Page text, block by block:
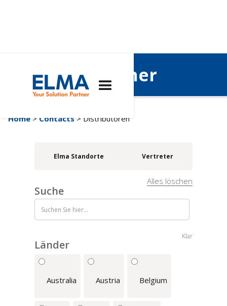
Vertriebspartner
Home > Contacts > Distributoren
Elma Standorte Vertreter
Alles löschen
Suche
Klar
Länder
Australia Austria Belgium